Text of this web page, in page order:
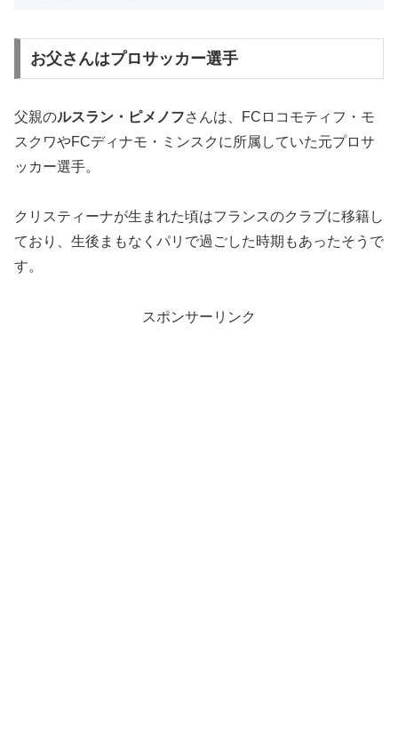
お父さんはプロサッカー選手
父親のルスラン・ピメノフさんは、FCロコモティフ・モ
スクワやFCディナモ・ミンスクに所属していた元プロサ
ッカー選手。
クリスティーナが生まれた頃はフランスのクラブに移籍し
ており、生後まもなくパリで過ごした時期もあったそうで
す。
スポンサーリンク